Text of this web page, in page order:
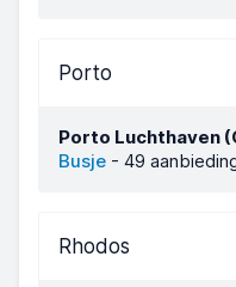
Porto
Porto Luchthaven
Busje - 49
Rhodos